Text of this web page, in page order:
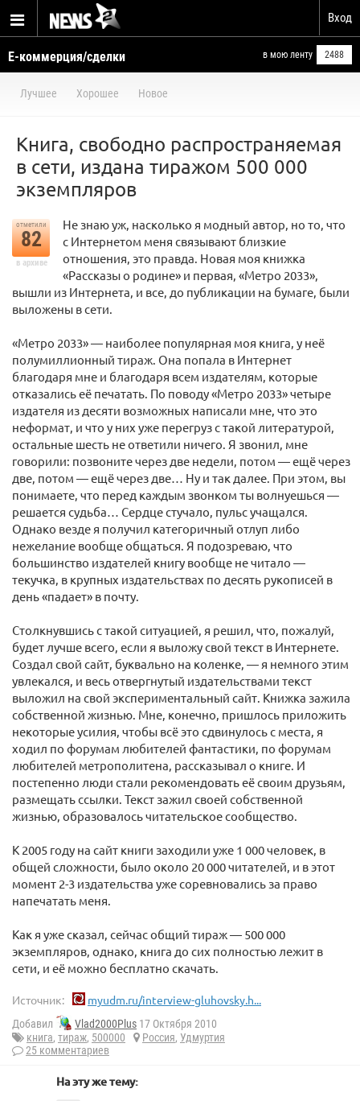
Вход
Е-коммерция/сделки в мою ленту 2488
Лучшее Хорошее Новое
Книга, свободно распространяемая
в сети, издана тиражом 500 000
экземпляров
отметили
82
в архиве
Не знаю уж, насколько я модный автор, но то, что
с Интернетом меня связывают близкие
отношения, это правда. Новая моя книжка
«Рассказы о родине» и первая, «Метро 2033»,
вышли из Интернета, и все, до публикации на бумаге, были
выложены в сети.
«Метро 2033» — наиболее популярная моя книга, у неё
полумиллионный тираж. Она попала в Интернет
благодаря мне и благодаря всем издателям, которые
отказались её печатать. По поводу «Метро 2033» четыре
издателя из десяти возможных написали мне, что это
неформат, и что у них уже перегруз с такой литературой,
остальные шесть не ответили ничего. Я звонил, мне
говорили: позвоните через две недели, потом — ещё через
две, потом — ещё через две… Ну и так далее. При этом, вы
понимаете, что перед каждым звонком ты волнуешься —
решается судьба… Сердце стучало, пульс учащался.
Однако везде я получил категоричный отлуп либо
нежелание вообще общаться. Я подозреваю, что
большинство издателей книгу вообще не читало —
текучка, в крупных издательствах по десять рукописей в
день «падает» в почту.
Столкнувшись с такой ситуацией, я решил, что, пожалуй,
будет лучше всего, если я выложу свой текст в Интернете.
Создал свой сайт, буквально на коленке, — я немного этим
увлекался, и весь отвергнутый издательствами текст
выложил на свой экспериментальный сайт. Книжка зажила
собственной жизнью. Мне, конечно, пришлось приложить
некоторые усилия, чтобы всё это сдвинулось с места, я
ходил по форумам любителей фантастики, по форумам
любителей метрополитена, рассказывал о книге. И
постепенно люди стали рекомендовать её своим друзьям,
размещать ссылки. Текст зажил своей собственной
жизнью, образовалось читательское сообщество.
К 2005 году на сайт книги заходили уже 1 000 человек, в
общей сложности, было около 20 000 читателей, и в этот
момент 2-3 издательства уже соревновались за право
напечатать меня.
Как я уже сказал, сейчас общий тираж — 500 000
экземпляров, однако, книга до сих полностью лежит в
сети, и её можно бесплатно скачать.
Источник: myudm.ru/interview-gluhovsky.h...
Добавил Vlad2000Plus 17 Октября 2010
книга, тираж, 500000 Россия, Удмуртия
25 комментариев
На эту же тему: